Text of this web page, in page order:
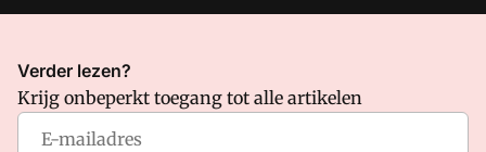
CMweb is onderdeel van VMN media. Lees in
waar VMN media voor staat. Op gebruik van deze site zijn de
volgende regelingen van toepassing:Algemene Voorwaarden
Privacy en Cookie beleid
Verder lezen?
Krijg onbeperkt toegang tot alle artikelen